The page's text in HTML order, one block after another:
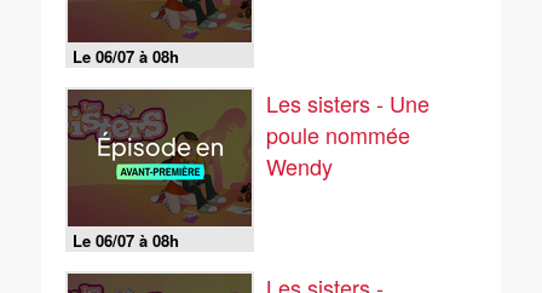
Le 06/07 à 08h
Le 06/07 à 08h
Les sisters - Une
poule nommée
Wendy